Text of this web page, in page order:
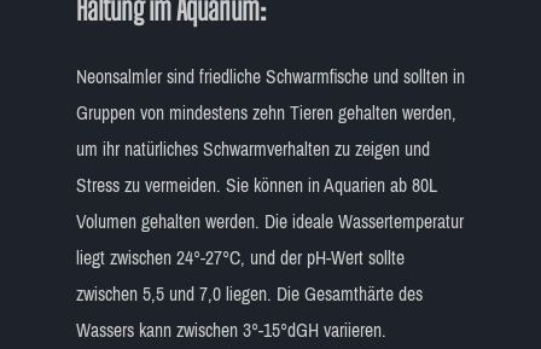
Haltung im Aquarium:
Neonsalmler sind friedliche Schwarmfische und sollten in
Gruppen von mindestens zehn Tieren gehalten werden,
um ihr natürliches Schwarmverhalten zu zeigen und
Stress zu vermeiden. Sie können in Aquarien ab 80L
Volumen gehalten werden. Die ideale Wassertemperatur
liegt zwischen 24°-27°C, und der pH-Wert sollte
zwischen 5,5 und 7,0 liegen. Die Gesamthärte des
Wassers kann zwischen 3°-15°dGH variieren.